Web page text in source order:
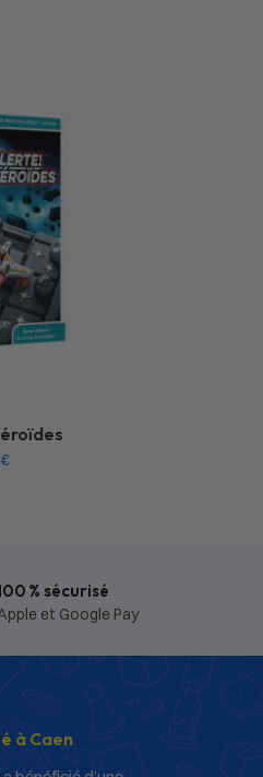
€
% sécurisé
et Google Pay
à Caen